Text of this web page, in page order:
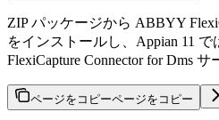
ZIP パッケージから ABBYY
をインストールし、Appian 11 で
FlexiCapture Connector for Dms
ページをコピーページをコピー